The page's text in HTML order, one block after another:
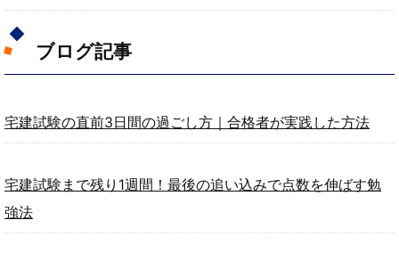
ブログ記事
宅建試験の直前3日間の過ごし方｜合格者が実践した方法
宅建試験まで残り1週間！最後の追い込みで点数を伸ばす勉
強法